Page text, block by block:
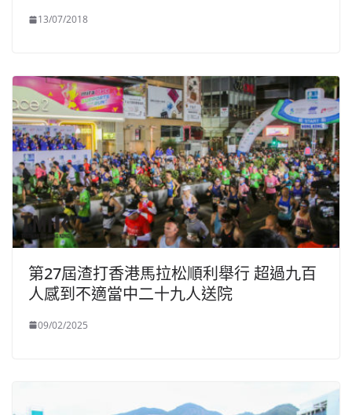
13/07/2018
第27屆渣打香港馬拉松順利舉行 超過九百
人感到不適當中二十九人送院
09/02/2025